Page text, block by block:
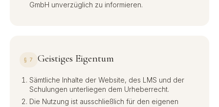
GmbH unverzüglich zu informieren.
§ 7 Geistiges Eigentum
Sämtliche Inhalte der Website, des LMS und der
Schulungen unterliegen dem Urheberrecht.
Die Nutzung ist ausschließlich für den eigenen